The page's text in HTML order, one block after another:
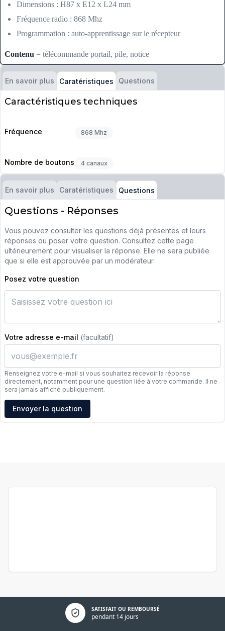
Dimensions : H87 x E12 x L24 mm
Fréquence radio : 868 Mhz
Programmation : auto-apprentissage sur le récepteur
Contenu = télécommande portail, pile, notice
En savoir plus Caratéristiques Questions
Caractéristiques techniques
Fréquence 868 Mhz
Nombre de boutons 4 canaux
En savoir plus Caratéristiques Questions
Questions - Réponses
Vous pouvez consulter les questions déjà présentes et leurs
réponses ou poser votre question. Consultez cette page
ultérieurement pour visualiser la réponse. Elle ne sera publiée
que si elle est approuvée par un modérateur.
Posez votre question
Votre adresse e-mail (facultatif)
Renseignez votre e-mail si vous souhaitez recevoir la réponse
directement, notamment pour une question liée à votre commande. Il ne
sera jamais affiché publiquement.
Adresse e-mail
Envoyer la question
SATISFAIT OU REMBOURSÉ
pendant 14 jours
Politique de confidentialité